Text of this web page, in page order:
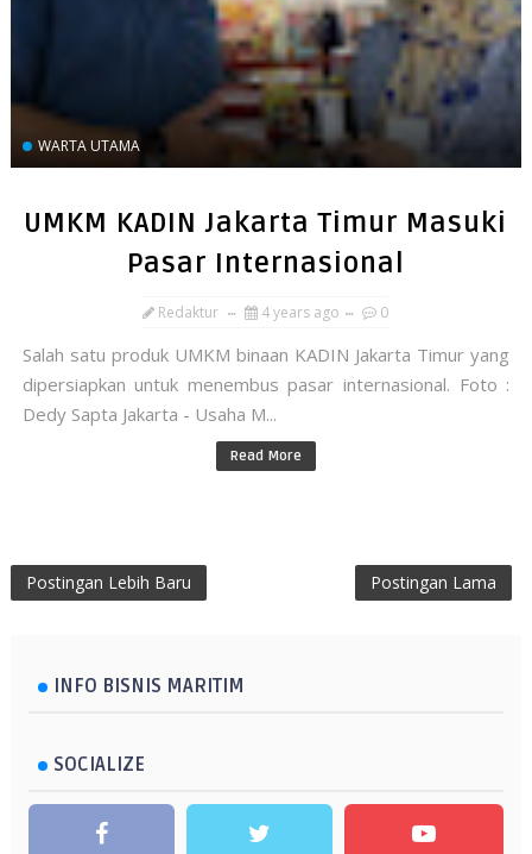
WARTA UTAMA
UMKM KADIN Jakarta Timur Masuki
Pasar Internasional
Redaktur 4 years ago 0
Salah satu produk UMKM binaan KADIN Jakarta Timur yang
dipersiapkan untuk menembus pasar internasional. Foto :
Dedy Sapta Jakarta - Usaha M...
Read More
Postingan Lebih Baru Postingan Lama
INFO BISNIS MARITIM
SOCIALIZE